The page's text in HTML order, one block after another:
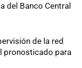
del Banco Central
de la red
pronosticado para